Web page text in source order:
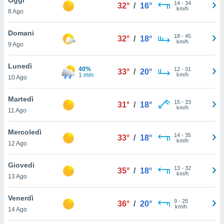
è
al sito
di
ci
di
il
un
la
nella
8 Ago
32° / 16° 14- 34
km/h
Domani
9 Ago
32° / 18° 18- 45
km/h
Lunedì
10 Ago
40%
1 mm
33° / 20° 12- 31
km/h
Martedì
11 Ago
31° / 18° 15- 33
km/h
Mercoledì
12 Ago
33° / 18° 14- 35
km/h
Giovedi
13 Ago
35° / 18° 13- 32
km/h
Venerdì
14 Ago
36° / 20° 9- 25
km/h